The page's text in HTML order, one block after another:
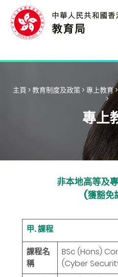
主頁 >教育制度及政策 >專上教育>
>
專上
非本地高等及
(獲豁免
甲. 課程
課程名
稱
BSc (Hons)
(Cyber